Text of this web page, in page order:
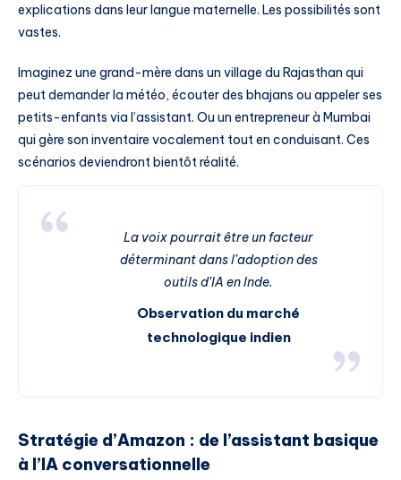
explications dans leur langue maternelle. Les possibilités sont
vastes.
Imaginez une grand-mère dans un village du Rajasthan qui
peut demander la météo, écouter des bhajans ou appeler ses
petits-enfants via l’assistant. Ou un entrepreneur à Mumbai
qui gère son inventaire vocalement tout en conduisant. Ces
scénarios deviendront bientôt réalité.
La voix pourrait être un facteur
déterminant dans l’adoption des
outils d’IA en Inde.
Observation du marché
technologique indien
Stratégie d’Amazon : de l’assistant basique
à l’IA conversationnelle